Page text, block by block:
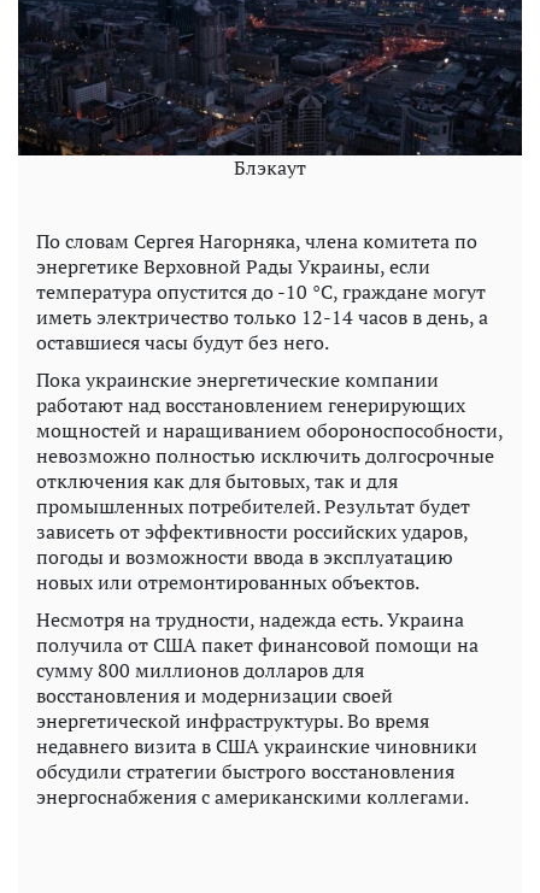
Блэкаут
По словам Сергея Нагорняка, члена комитета по
энергетике Верховной Рады Украины, если
температура опустится до -10 °C, граждане могут
иметь электричество только 12-14 часов в день, а
оставшиеся часы будут без него.
Пока украинские энергетические компании
работают над восстановлением генерирующих
мощностей и наращиванием обороноспособности,
невозможно полностью исключить долгосрочные
отключения как для бытовых, так и для
промышленных потребителей. Результат будет
зависеть от эффективности российских ударов,
погоды и возможности ввода в эксплуатацию
новых или отремонтированных объектов.
Несмотря на трудности, надежда есть. Украина
получила от США пакет финансовой помощи на
сумму 800 миллионов долларов для
восстановления и модернизации своей
энергетической инфраструктуры. Во время
недавнего визита в США украинские чиновники
обсудили стратегии быстрого восстановления
энергоснабжения с американскими коллегами.